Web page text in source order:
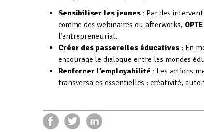
Sensibiliser les jeunes : Par des
comme des webinaires ou afterworks, OPTE
l’entrepreneuriat.
Créer des passerelles éducatives : En
encourage le dialogue entre les mondes
Renforcer l’employabilité : Les actions
transversales essentielles : créativité,